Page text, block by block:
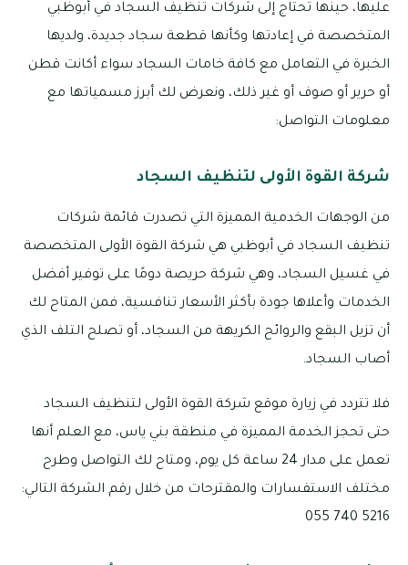
عليها، حينها تحتاج إلى شركات تنظيف السجاد في أبوظبي
المتخصصة في إعادتها وكأنها قطعة سجاد جديدة، ولديها
الخبرة في التعامل مع كافة خامات السجاد سواء أكانت قطن
أو حرير أو صوف أو غير ذلك، ونعرض لك أبرز مسمياتها مع
معلومات التواصل:
شركة القوة الأولى لتنظيف السجاد
من الوجهات الخدمية المميزة التي تصدرت قائمة شركات
تنظيف السجاد في أبوظبي هي شركة القوة الأولى المتخصصة
في غسيل السجاد، وهي شركة حريصة دومًا على توفير أفضل
الخدمات وأعلاها جودة بأكثر الأسعار تنافسية، فمن المتاح لك
أن تزيل البقع والروائح الكريهة من السجاد، أو تصلح التلف الذي
أصاب السجاد.
فلا تتردد في زيارة موقع شركة القوة الأولى لتنظيف السجاد
حتى تحجز الخدمة المميزة في منطقة بني ياس، مع العلم أنها
تعمل على مدار 24 ساعة كل يوم، ومتاح لك التواصل وطرح
مختلف الاستفسارات والمقترحات من خلال رقم الشركة التالي:
5216 740 055